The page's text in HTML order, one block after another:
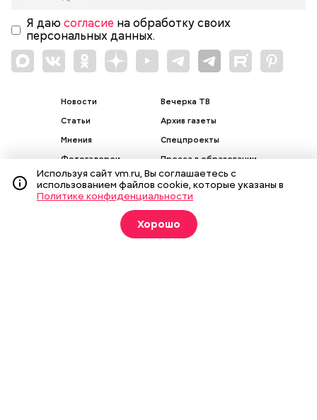
Я даю согласие на обработку своих
персональных данных.
Новости
Статьи
Мнения
Фотогалереи
Вечерка ТВ
Архив газеты
Спецпроекты
Пресса в образовании
Подписка на печатные
Используя сайт vm.ru, Вы соглашаетесь с
использованием файлов cookie, которые указаны в
Политике конфиденциальности
Хорошо